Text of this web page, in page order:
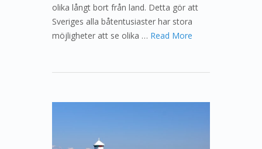
olika långt bort från land. Detta gör att
Sveriges alla båtentusiaster har stora
möjligheter att se olika … Read More